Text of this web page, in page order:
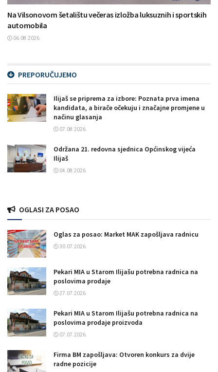
Na Vilsonovom šetalištu večeras izložba luksuznih i sportskih
automobila
06.08.2026.
PREPORUČUJEMO
Ilijaš se priprema za izbore: Poznata prva imena
kandidata, a birače očekuju i značajne promjene u
načinu glasanja
07.08.2026.
Održana 21. redovna sjednica Općinskog vijeća
Ilijaš
04.08.2026.
OGLASI ZA POSAO
Oglas za posao: Market MAK zapošljava radnicu
30.07.2026.
Pekari MIA u Starom Ilijašu potrebna radnica na
poslovima prodaje
27.07.2026.
Pekari MIA u Starom Ilijašu potrebna radnica na
poslovima prodaje proizvoda
07.07.2026.
Firma BM zapošljava: Otvoren konkurs za dvije
radne pozicije